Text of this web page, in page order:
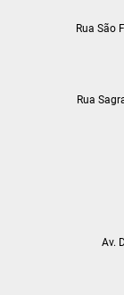
Rua São
Rua
Av.